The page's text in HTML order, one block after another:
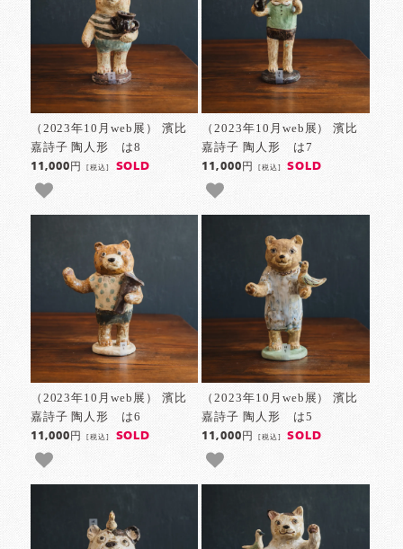
（2023年10月web展） 濱比
嘉詩子 陶人形 は8
11,000円[税込] SOLD
（2023年10月web展） 濱比
嘉詩子 陶人形 は7
11,000円 [税込] SOLD
（2023年10月web展） 濱比
嘉詩子 陶人形 は6
11,000円[税込] SOLD
（2023年10月web展） 濱比
嘉詩子 陶人形 は5
11,000円 [税込] SOLD